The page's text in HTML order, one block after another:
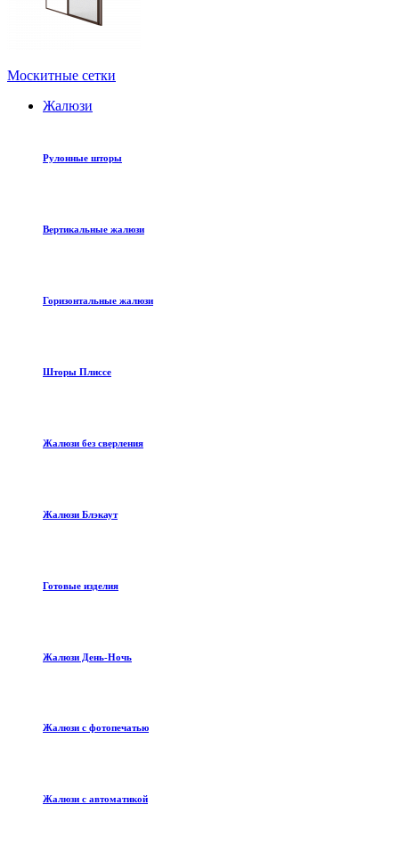
Москитные сетки
Жалюзи
Рулонные шторы
Вертикальные жалюзи
Горизонтальные жалюзи
Шторы Плиссе
Жалюзи без сверления
Жалюзи Блэкаут
Готовые изделия
Жалюзи День-Ночь
Жалюзи с фотопечатью
Жалюзи с автоматикой